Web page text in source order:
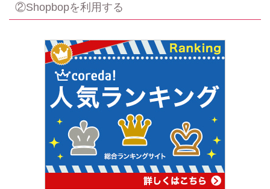
②Shopbopを利用する